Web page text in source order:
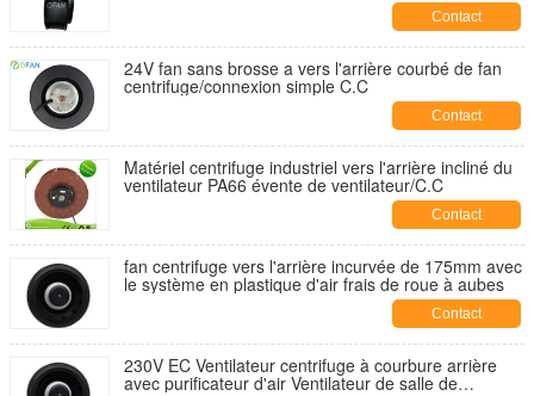
Contact
24V fan sans brosse a vers l'arrière courbé de fan
centrifuge/connexion simple C.C
Contact
Matériel centrifuge industriel vers l'arrière incliné du
ventilateur PA66 évente de ventilateur/C.C
Contact
fan centrifuge vers l'arrière incurvée de 175mm avec
le système en plastique d'air frais de roue à aubes
Contact
230V EC Ventilateur centrifuge à courbure arrière
avec purificateur d'air Ventilateur de salle de